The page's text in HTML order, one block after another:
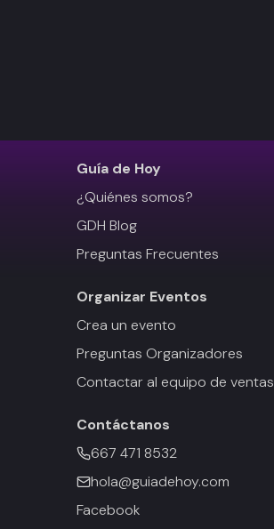
Guía de Hoy
¿Quiénes somos?
GDH Blog
Preguntas Frecuentes
Organizar Eventos
Crea un evento
Preguntas Organizadores
Contactar al equipo de ventas
Contáctanos
667 471 8532
hola@guiadehoy.com
Facebook